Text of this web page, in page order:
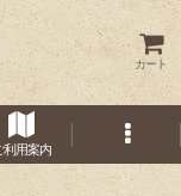
カート
利用案内